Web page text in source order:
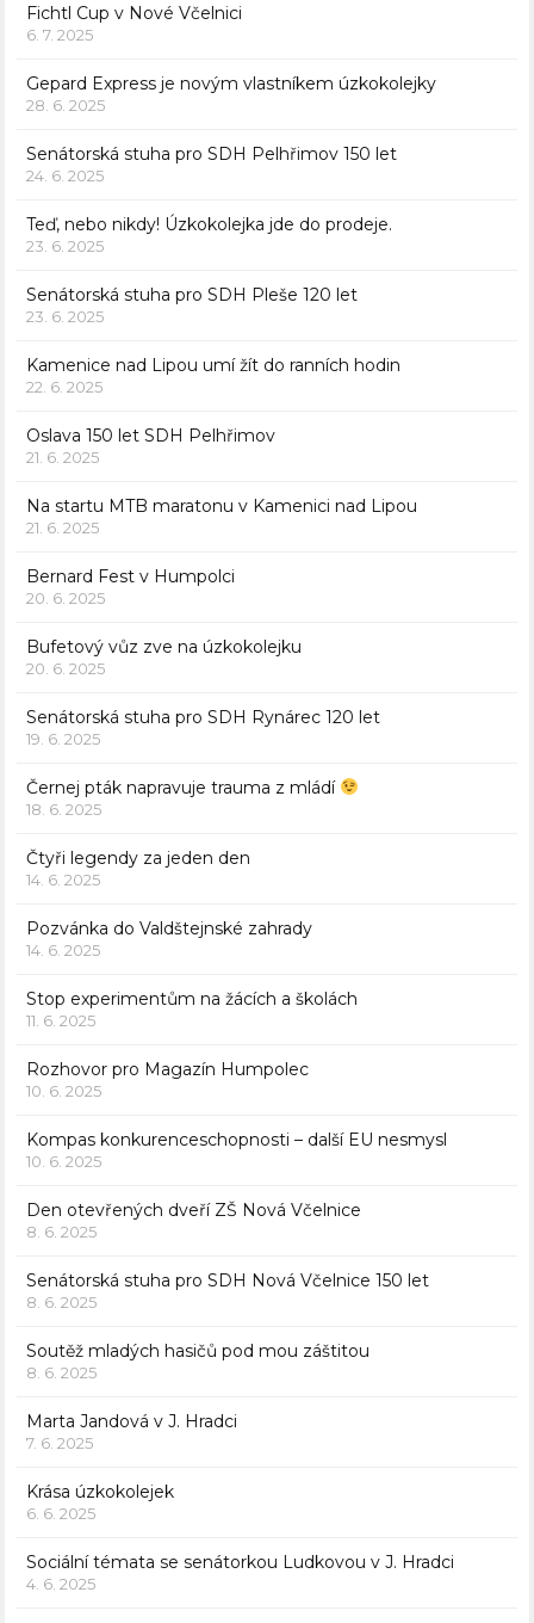
Fichtl Cup v Nové Včelnici
6. 7. 2025
Gepard Express je novým vlastníkem úzkokolejky
28. 6. 2025
Senátorská stuha pro SDH Pelhřimov 150 let
24. 6. 2025
Teď, nebo nikdy! Úzkokolejka jde do prodeje.
23. 6. 2025
Senátorská stuha pro SDH Pleše 120 let
23. 6. 2025
Kamenice nad Lipou umí žít do ranních hodin
22. 6. 2025
Oslava 150 let SDH Pelhřimov
21. 6. 2025
Na startu MTB maratonu v Kamenici nad Lipou
21. 6. 2025
Bernard Fest v Humpolci
20. 6. 2025
Bufetový vůz zve na úzkokolejku
20. 6. 2025
Senátorská stuha pro SDH Rynárec 120 let
19. 6. 2025
Černej pták napravuje trauma z mládí
18. 6. 2025
Čtyři legendy za jeden den
14. 6. 2025
Pozvánka do Valdštejnské zahrady
14. 6. 2025
Stop experimentům na žácích a školách
11. 6. 2025
Rozhovor pro Magazín Humpolec
10. 6. 2025
Kompas konkurenceschopnosti – další EU nesmysl
10. 6. 2025
Den otevřených dveří ZŠ Nová Včelnice
8. 6. 2025
Senátorská stuha pro SDH Nová Včelnice 150 let
8. 6. 2025
Soutěž mladých hasičů pod mou záštitou
8. 6. 2025
Marta Jandová v J. Hradci
7. 6. 2025
Krása úzkokolejek
6. 6. 2025
Sociální témata se senátorkou Ludkovou v J. Hradci
4. 6. 2025